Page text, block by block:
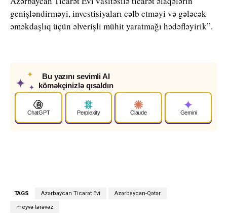
genişləndirməyi, investisiyaları cəlb etməyi və gələcək
əməkdaşlıq üçün əlverişli mühit yaratmağı hədəfləyirik”.
✦
✦
✦
Bu yazını sevimli AI
köməkçinizlə qısaldın
ChatGPT Perplexity Claude Gemini
TAGS Azərbaycan Ticarət Evi Azərbaycan-Qətər
meyvə-tərəvəz